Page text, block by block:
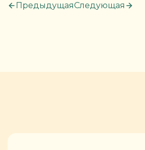
ПредыдущаяСледующая